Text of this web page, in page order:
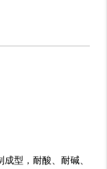
型，耐酸、耐碱、